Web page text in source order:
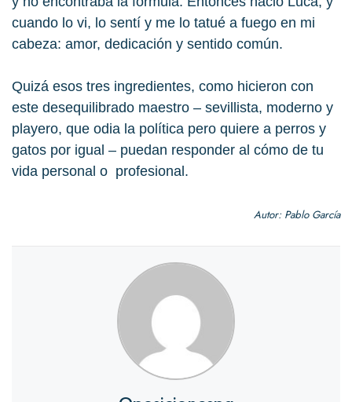
cuando lo vi, lo sentí y me lo tatué a fuego en mi
cabeza: amor, dedicación y sentido común.
Quizá esos tres ingredientes, como hicieron con
este desequilibrado maestro – sevillista, moderno y
playero, que odia la política pero quiere a perros y
gatos por igual – puedan responder al cómo de tu
vida personal o profesional.
Autor: Pablo García